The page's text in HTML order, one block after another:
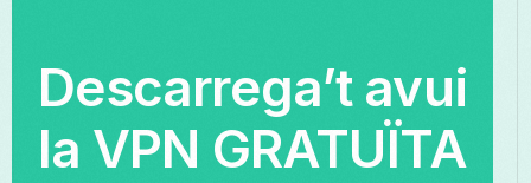
Descarrega’t avui
la VPN GRATUÏTA